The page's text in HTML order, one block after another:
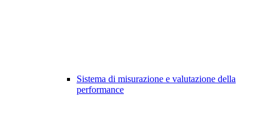
Sistema di misurazione e valutazione della
performance